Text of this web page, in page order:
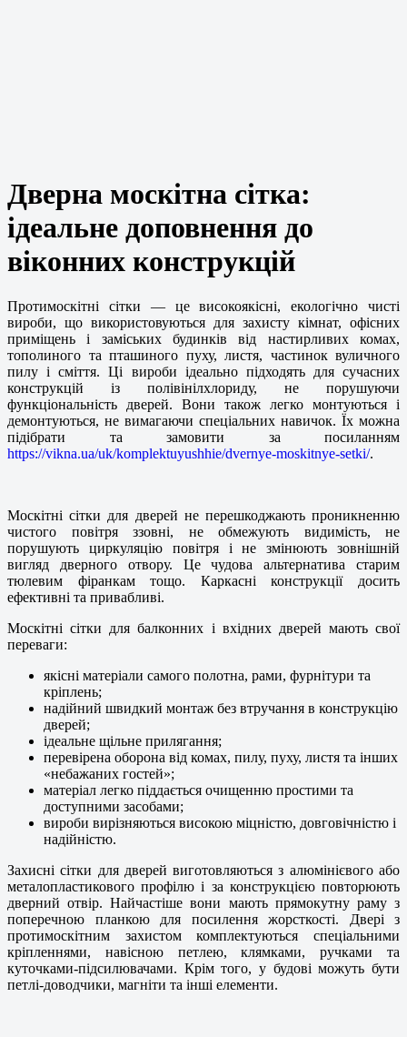
Дверна москітна сітка:
ідеальне доповнення до
віконних конструкцій
Протимоскітні сітки — це високоякісні, екологічно чисті
вироби, що використовуються для захисту кімнат, офісних
приміщень і заміських будинків від настирливих комах,
тополиного та пташиного пуху, листя, частинок вуличного
пилу і сміття. Ці вироби ідеально підходять для сучасних
конструкцій із полівінілхлориду, не порушуючи
функціональність дверей. Вони також легко монтуються і
демонтуються, не вимагаючи спеціальних навичок. Їх можна
підібрати та замовити за посиланням
https://vikna.ua/uk/komplektuyushhie/dvernye-moskitnye-setki/.
Москітні сітки для дверей не перешкоджають проникненню
чистого повітря ззовні, не обмежують видимість, не
порушують циркуляцію повітря і не змінюють зовнішній
вигляд дверного отвору. Це чудова альтернатива старим
тюлевим фіранкам тощо. Каркасні конструкції досить
ефективні та привабливі.
Москітні сітки для балконних і вхідних дверей мають свої
переваги:
якісні матеріали самого полотна, рами, фурнітури та
кріплень;
надійний швидкий монтаж без втручання в конструкцію
дверей;
ідеальне щільне прилягання;
перевірена оборона від комах, пилу, пуху, листя та інших
«небажаних гостей»;
матеріал легко піддається очищенню простими та
доступними засобами;
вироби вирізняються високою міцністю, довговічністю і
надійністю.
Захисні сітки для дверей виготовляються з алюмінієвого або
металопластикового профілю і за конструкцією повторюють
дверний отвір. Найчастіше вони мають прямокутну раму з
поперечною планкою для посилення жорсткості. Двері з
протимоскітним захистом комплектуються спеціальними
кріпленнями, навісною петлею, клямками, ручками та
куточками-підсилювачами. Крім того, у будові можуть бути
петлі-доводчики, магніти та інші елементи.